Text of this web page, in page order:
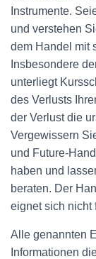
Instrumente.
und verstehen
dem Handel mit
Insbesondere
unterliegt
des Verlusts
der Verlust die
Vergewissern
und Future-
haben und
beraten. Der
eignet sich nicht
Alle genannten
Informationen